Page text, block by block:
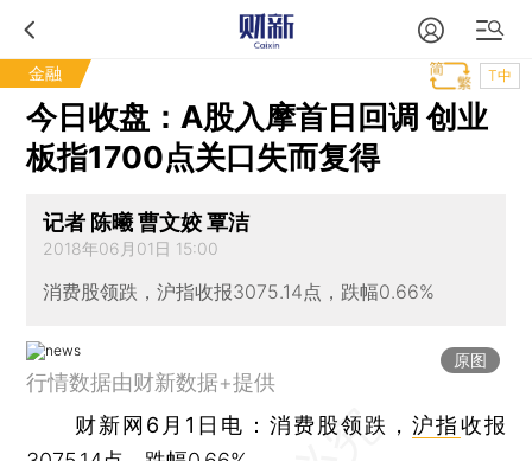
金融 T中
今日收盘：A股入摩首日回调 创业
板指1700点关口失而复得
记者 陈曦 曹文姣 覃洁
2018年06月01日 15:00
消费股领跌，沪指收报3075.14点，跌幅0.66%
原图
行情数据由财新数据+提供
财新网6月1日电 ：消费股领跌，沪指收报